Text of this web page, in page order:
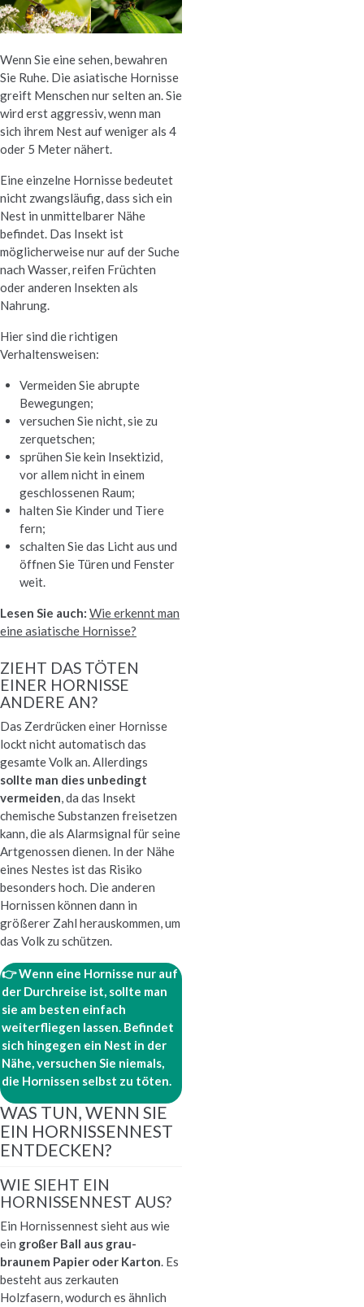
Wenn Sie eine sehen, bewahren
Sie Ruhe. Die asiatische Hornisse
greift Menschen nur selten an. Sie
wird erst aggressiv, wenn man
sich ihrem Nest auf weniger als 4
oder 5 Meter nähert.
Eine einzelne Hornisse bedeutet
nicht zwangsläufig, dass sich ein
Nest in unmittelbarer Nähe
befindet. Das Insekt ist
möglicherweise nur auf der Suche
nach Wasser, reifen Früchten
oder anderen Insekten als
Nahrung.
Hier sind die richtigen
Verhaltensweisen:
Vermeiden Sie abrupte
Bewegungen;
versuchen Sie nicht, sie zu
zerquetschen;
sprühen Sie kein Insektizid,
vor allem nicht in einem
geschlossenen Raum;
halten Sie Kinder und Tiere
fern;
schalten Sie das Licht aus und
öffnen Sie Türen und Fenster
weit.
Lesen Sie auch: Wie erkennt man
eine asiatische Hornisse?
ZIEHT DAS TÖTEN
EINER HORNISSE
ANDERE AN?
Das Zerdrücken einer Hornisse
lockt nicht automatisch das
gesamte Volk an. Allerdings
sollte man dies unbedingt
vermeiden, da das Insekt
chemische Substanzen freisetzen
kann, die als Alarmsignal für seine
Artgenossen dienen. In der Nähe
eines Nestes ist das Risiko
besonders hoch. Die anderen
Hornissen können dann in
größerer Zahl herauskommen, um
das Volk zu schützen.
👉Wenn eine Hornisse nur auf
der Durchreise ist, sollte man
sie am besten einfach
weiterfliegen lassen. Befindet
sich hingegen ein Nest in der
Nähe, versuchen Sie niemals,
die Hornissen selbst zu töten.
WAS TUN, WENN SIE
EIN HORNISSENNEST
ENTDECKEN?
WIE SIEHT EIN
HORNISSENNEST AUS?
Ein Hornissennest sieht aus wie
ein großer Ball aus grau-
braunem Papier oder Karton. Es
besteht aus zerkauten
Holzfasern, wodurch es ähnlich